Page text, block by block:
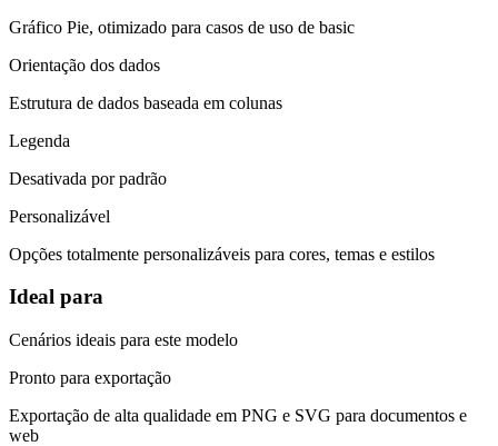
Gráfico Pie, otimizado para casos de uso de basic
Orientação dos dados
Estrutura de dados baseada em colunas
Legenda
Desativada por padrão
Personalizável
Opções totalmente personalizáveis para cores, temas e estilos
Ideal para
Cenários ideais para este modelo
Pronto para exportação
Exportação de alta qualidade em PNG e SVG para documentos e
web